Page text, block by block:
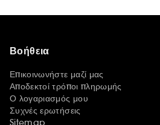
Βοήθεια
Επικοινωνήστε μαζί μας
Αποδεκτοί τρόποι πληρωμής
Ο λογαριασμός μου
Συχνές ερωτήσεις
Sitemap